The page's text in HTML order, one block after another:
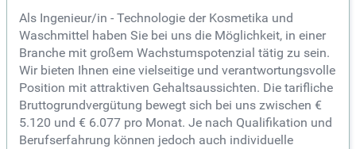
Als Ingenieur/in - Technologie der Kosmetika und
Waschmittel haben Sie bei uns die Möglichkeit, in einer
Branche mit großem Wachstumspotenzial tätig zu sein.
Wir bieten Ihnen eine vielseitige und verantwortungsvolle
Position mit attraktiven Gehaltsaussichten. Die tarifliche
Bruttogrundvergütung bewegt sich bei uns zwischen €
5.120 und € 6.077 pro Monat. Je nach Qualifikation und
Berufserfahrung können jedoch auch individuelle